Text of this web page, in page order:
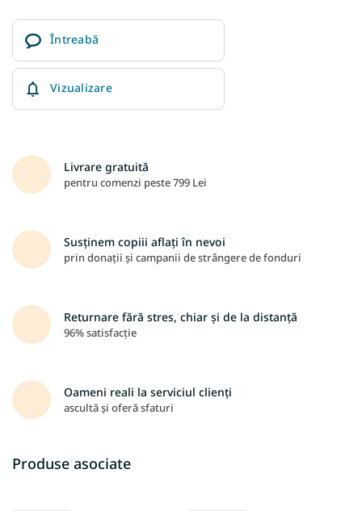
Întreabă
Vizualizare
Livrare gratuită
pentru comenzi peste 799 Lei
Susținem copiii aflați în nevoi
prin donații și campanii de strângere de fonduri
Returnare fără stres, chiar și de la distanță
96% satisfacție
Oameni reali la serviciul clienți
ascultă și oferă sfaturi
Produse asociate